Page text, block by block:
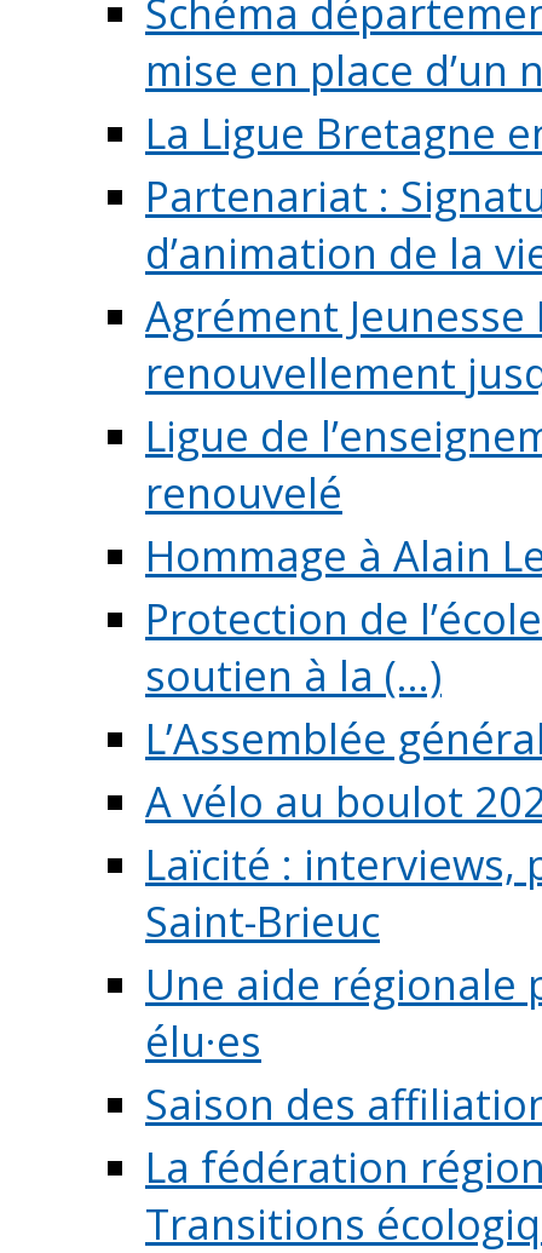
Schéma
mise en place d’un
La Ligue Bretagne
Partenariat :
d’animation de la
Agrément
renouvellement
Ligue de
renouvelé
Hommage à Alain
Protection de
soutien à la (...)
L’Assemblée
A vélo au boulot
Laïcité :
Saint-Brieuc
Une aide régionale
élu·es
Saison des
La fédération
Transitions